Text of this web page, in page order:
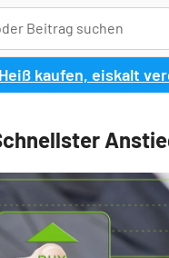
kaufen, eiskalt